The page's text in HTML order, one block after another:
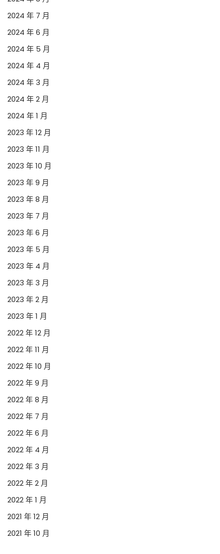
2024 年 7 月
2024 年 6 月
2024 年 5 月
2024 年 4 月
2024 年 3 月
2024 年 2 月
2024 年 1 月
2023 年 12 月
2023 年 11 月
2023 年 10 月
2023 年 9 月
2023 年 8 月
2023 年 7 月
2023 年 6 月
2023 年 5 月
2023 年 4 月
2023 年 3 月
2023 年 2 月
2023 年 1 月
2022 年 12 月
2022 年 11 月
2022 年 10 月
2022 年 9 月
2022 年 8 月
2022 年 7 月
2022 年 6 月
2022 年 4 月
2022 年 3 月
2022 年 2 月
2022 年 1 月
2021 年 12 月
2021 年 10 月